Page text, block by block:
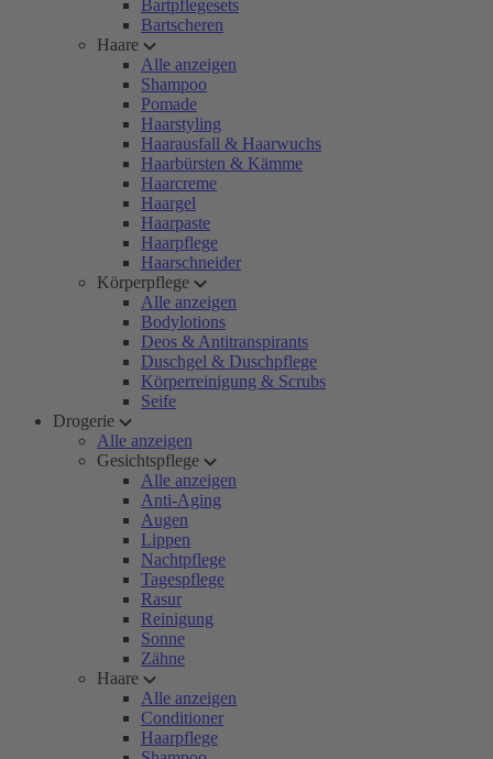
Bartpflegesets
Bartscheren
Haare
Alle anzeigen
Shampoo
Pomade
Haarstyling
Haarausfall & Haarwuchs
Haarbürsten & Kämme
Haarcreme
Haargel
Haarpaste
Haarpflege
Haarschneider
Körperpflege
Alle anzeigen
Bodylotions
Deos & Antitranspirants
Duschgel & Duschpflege
Körperreinigung & Scrubs
Seife
Drogerie
Alle anzeigen
Gesichtspflege
Alle anzeigen
Anti-Aging
Augen
Lippen
Nachtpflege
Tagespflege
Rasur
Reinigung
Sonne
Zähne
Haare
Alle anzeigen
Conditioner
Haarpflege